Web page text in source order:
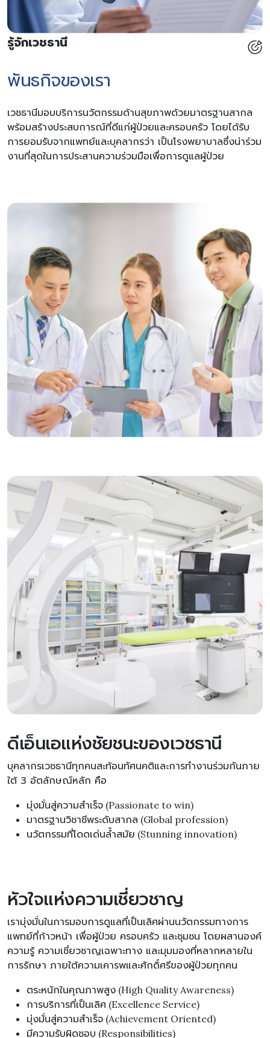
รู้จักเวชธานี
พันธกิจของเรา
เวชธานีมอบบริการนวัตกรรมด้านสุขภาพด้วยมาตรฐานสากล
พร้อมสร้างประสบการณ์ที่ดีแก่ผู้ป่วยและครอบครัว โดยได้รับ
การยอมรับจากแพทย์และบุคลากรว่า เป็นโรงพยาบาลซึ่งน่าร่วม
งานที่สุดในการประสานความร่วมมือเพื่อการดูแลผู้ป่วย
ดีเอ็นเอแห่งชัยชนะของเวชธานี
บุคลากรเวชธานีทุกคนสะท้อนทัศนคติและการทำงานร่วมกันภาย
ใต้ 3 อัตลักษณ์หลัก คือ
มุ่งมั่นสู่ความสำเร็จ (Passionate to win)
มาตรฐานวิชาชีพระดับสากล (Global profession)
นวัตกรรมที่โดดเด่นล้ำสมัย (Stunning innovation)
หัวใจแห่งความเชี่ยวชาญ
เรามุ่งมั่นในการมอบการดูแลที่เป็นเลิศผ่านนวัตกรรมทางการ
แพทย์ที่ก้าวหน้า เพื่อผู้ป่วย ครอบครัว และชุมชน โดยผสานองค์
ความรู้ ความเชี่ยวชาญเฉพาะทาง และมุมมองที่หลากหลายใน
การรักษา ภายใต้ความเคารพและศักดิ์ศรีของผู้ป่วยทุกคน
ตระหนักในคุณภาพสูง (High Quality Awareness)
การบริการที่เป็นเลิศ (Excellence Service)
มุ่งมั่นสู่ความสำเร็จ (Achievement Oriented)
มีความรับผิดชอบ (Responsibilities)